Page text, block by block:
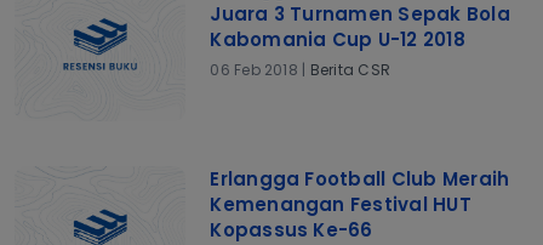
Juara 3 Turnamen Sepak Bola
Kabomania Cup U-12 2018
06 Feb 2018 | Berita CSR
Erlangga Football Club Meraih
Kemenangan Festival HUT
Kopassus Ke-66